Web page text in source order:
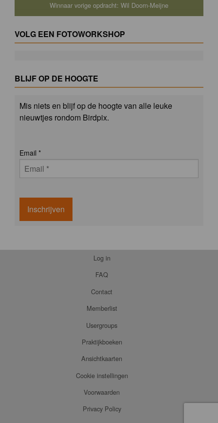
Winnaar vorige opdracht: Wil Doorn-Meijne
VOLG EEN FOTOWORKSHOP
BLIJF OP DE HOOGTE
Mis niets en blijf op de hoogte van alle leuke
nieuwtjes rondom Birdpix.
Email *
Inschrijven
Log in
FAQ
Contact
Memberlist
Usergroups
Praktijkboeken
Ansichtkaarten
Cookie instellingen
Voorwaarden
Privacy Policy